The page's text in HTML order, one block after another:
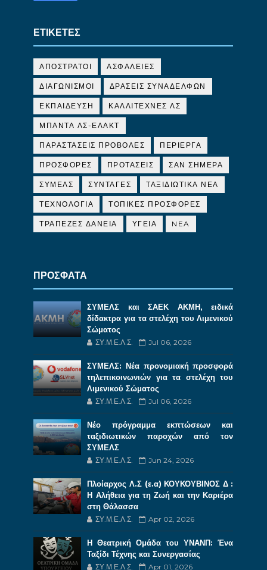
ΕΤΙΚΕΤΕΣ
ΑΠΟΣΤΡΑΤΟΙ ΑΣΦΑΛΕΙΕΣ
ΔΙΑΓΩΝΙΣΜΟΙ ΔΡΑΣΕΙΣ ΣΥΝΑΔΕΛΦΩΝ
ΕΚΠΑΙΔΕΥΣΗ ΚΑΛΛΙΤΕΧΝΕΣ ΛΣ
ΜΠΑΝΤΑ ΛΣ-ΕΛΑΚΤ
ΠΑΡΑΣΤΑΣΕΙΣ ΠΡΟΒΟΛΕΣ ΠΕΡΙΕΡΓΑ
ΠΡΟΣΦΟΡΕΣ ΠΡΟΤΑΣΕΙΣ ΣΑΝ ΣΗΜΕΡΑ
ΣΥΜΕΛΣ ΣΥΝΤΑΓΕΣ ΤΑΞΙΔΙΩΤΙΚΑ ΝΕΑ
ΤΕΧΝΟΛΟΓΙΑ ΤΟΠΙΚΕΣ ΠΡΟΣΦΟΡΕΣ
ΤΡΑΠΕΖΕΣ ΔΑΝΕΙΑ ΥΓΕΙΑ NEA
ΠΡΟΣΦΑΤΑ
ΣΥΜΕΛΣ και ΣΑΕΚ ΑΚΜΗ, ειδικά
δίδακτρα για τα στελέχη του Λιμενικού
Σώματος
ΣΥ.Μ.Ε.Λ.Σ. Jul 06, 2026
ΣΥΜΕΛΣ: Νέα προνομιακή προσφορά
τηλεπικοινωνιών για τα στελέχη του
Λιμενικού Σώματος
ΣΥ.Μ.Ε.Λ.Σ. Jul 06, 2026
Νέο πρόγραμμα εκπτώσεων και
ταξιδιωτικών παροχών από τον
ΣΥΜΕΛΣ
ΣΥ.Μ.Ε.Λ.Σ. Jun 24, 2026
Πλοίαρχος Λ.Σ (ε.α) ΚΟΥΚΟΥΒΙΝΟΣ Δ :
Η Αλήθεια για τη Ζωή και την Καριέρα
στη Θάλασσα
ΣΥ.Μ.Ε.Λ.Σ. Apr 02, 2026
Η Θεατρική Ομάδα του ΥΝΑΝΠ: Ένα
Ταξίδι Τέχνης και Συνεργασίας
ΣΥ.Μ.Ε.Λ.Σ. Apr 01, 2026